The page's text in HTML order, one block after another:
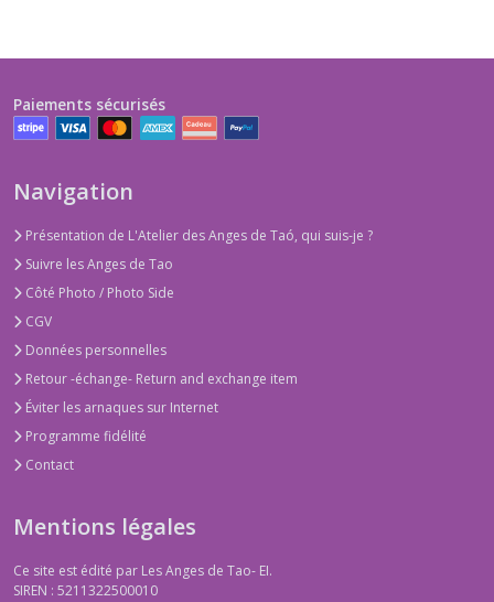
Paiements sécurisés
Navigation
Présentation de L'Atelier des Anges de Taó, qui suis-je ?
Suivre les Anges de Tao
Côté Photo / Photo Side
CGV
Données personnelles
Retour -échange- Return and exchange item
Éviter les arnaques sur Internet
Programme fidélité
Contact
Mentions légales
Ce site est édité par Les Anges de Tao- EI.
SIREN : 5211322500010